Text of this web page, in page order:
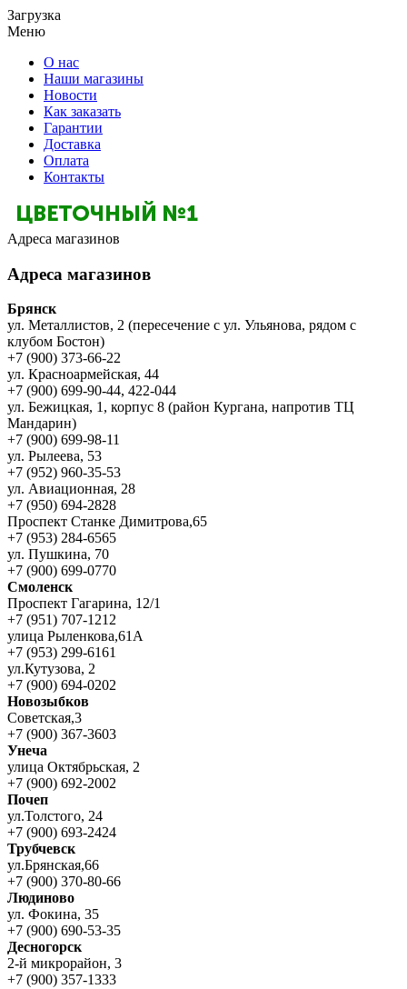
Загрузка
Меню
О нас
Наши магазины
Новости
Как заказать
Гарантии
Доставка
Оплата
Контакты
Адреса магазинов
Адреса магазинов
Брянск
ул. Металлистов, 2 (пересечение с ул. Ульянова, рядом с
клубом Бостон)
+7 (900) 373-66-22
ул. Красноармейская, 44
+7 (900) 699-90-44, 422-044
ул. Бежицкая, 1, корпус 8 (район Кургана, напротив ТЦ
Мандарин)
+7 (900) 699-98-11
ул. Рылеева, 53
+7 (952) 960-35-53
ул. Авиационная, 28
+7 (950) 694-2828
Проспект Станке Димитрова,65
+7 (953) 284-6565
ул. Пушкина, 70
+7 (900) 699-0770
Смоленск
Проспект Гагарина, 12/1
+7 (951) 707-1212
улица Рыленкова,61А
+7 (953) 299-6161
ул.Кутузова, 2
+7 (900) 694-0202
Новозыбков
Советская,3
+7 (900) 367-3603
Унеча
улица Октябрьская, 2
+7 (900) 692-2002
Почеп
ул.Толстого, 24
+7 (900) 693-2424
Трубчевск
ул.Брянская,66
+7 (900) 370-80-66
Людиново
ул. Фокина, 35
+7 (900) 690-53-35
Десногорск
2-й микрорайон, 3
+7 (900) 357-1333